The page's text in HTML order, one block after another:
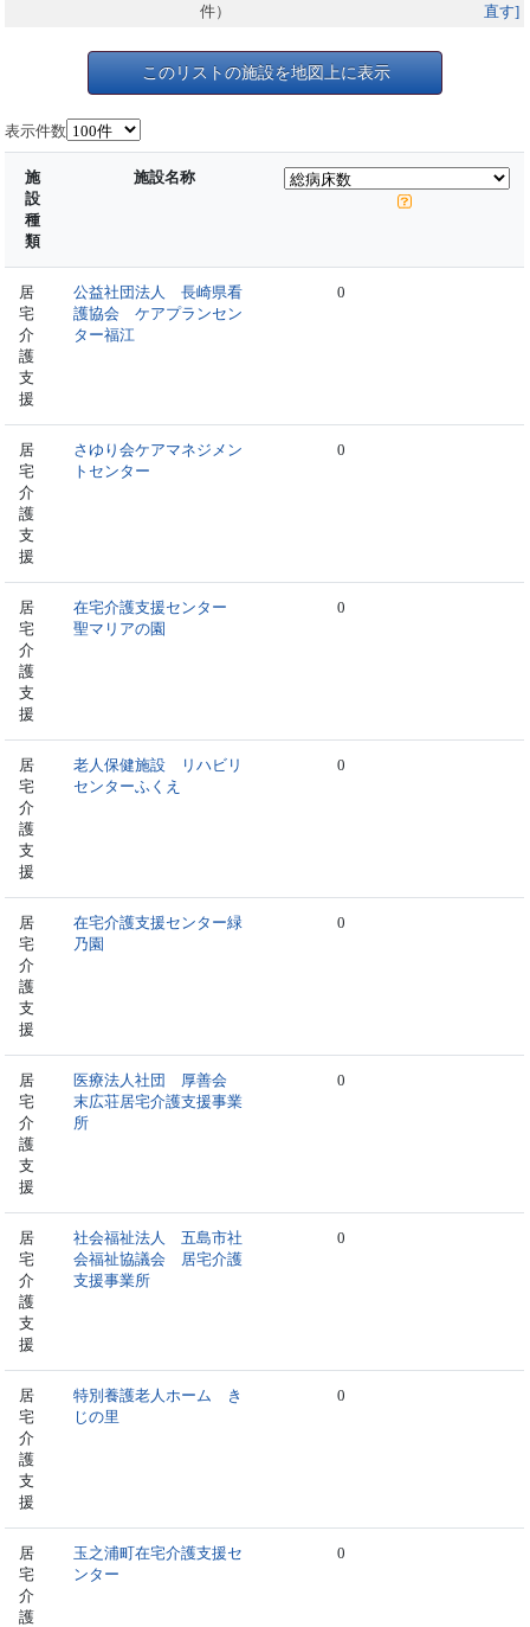
件）
直す]
このリストの施設を地図上に表示
表示件数
施
設
種
類
施設名称
居
宅
介
護
支
援
公益社団法人 長崎県看
護協会 ケアプランセン
ター福江
0
居
宅
介
護
支
援
さゆり会ケアマネジメン
トセンター
0
居
宅
介
護
支
援
在宅介護支援センター
聖マリアの園
0
居
宅
介
護
支
援
老人保健施設 リハビリ
センターふくえ
0
居
宅
介
護
支
援
在宅介護支援センター緑
乃園
0
居
宅
介
護
支
援
医療法人社団 厚善会
末広荘居宅介護支援事業
所
0
居
宅
介
護
支
援
社会福祉法人 五島市社
会福祉協議会 居宅介護
支援事業所
0
居
宅
介
護
支
援
特別養護老人ホーム き
じの里
0
居
宅
介
護
玉之浦町在宅介護支援セ
ンター
0